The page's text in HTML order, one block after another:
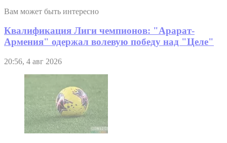
Вам может быть интересно
Квалификация Лиги чемпионов: "Арарат-
Армения" одержал волевую победу над "Целе"
20:56, 4 авг 2026